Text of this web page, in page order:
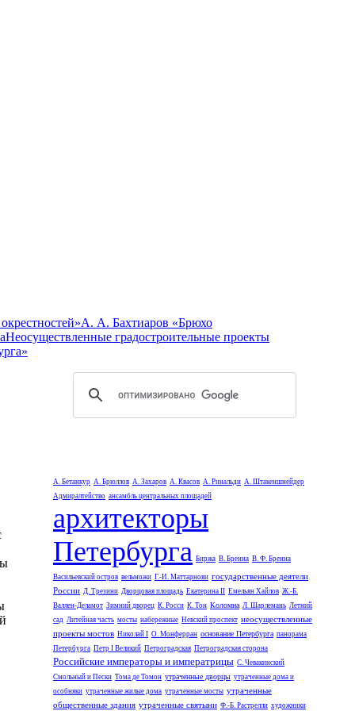
А. А. Бахтиаров «Брюхо
Неосуществленные градостроительные проекты
А. Бетанкур А. Брюллов А. Захаров А. Квасов А. Ринальди А. Штакеншнейдер
Адмиралтейство ансамбль центральных площадей
архитекторы
Петербурга Биржа В. Бренна В. Ф. Бренна
Васильевский остров вельможи Г.-И. Маттарнови государственные деятели
России Д. Трезини Дворцовая площадь Екатерина II Емельян Хайлов Ж.-Б.
Валлен-Деламот Зимний дворец К. Росси К. Тон Коломна Л. Шарлемань Летний
сад Литейная часть мосты набережные Невский проспект неосуществленные
проекты мостов Николай I О. Монферран основание Петербурга панорама
Петербурга Петр I Великий Петроградская Петроградская сторона
Российские императоры и императрицы С. Чевакинский
Смольный и Пески Тома де Томон утраченные дворцы утраченные дома и
особняки утраченные жилые дома утраченные мосты утраченные
общественные здания утраченные святыни Ф.-Б. Растрелли художники